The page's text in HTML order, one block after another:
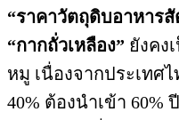
“ราคาวัตถุดิบอาหารสั
“กากถั่วเหลือง” ยังคง
หมู เนื่องจากประเทศ
40% ต้องนำเข้า 60%